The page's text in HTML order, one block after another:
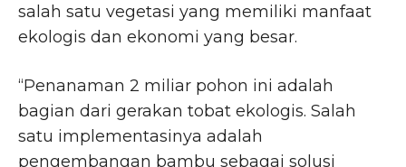
salah satu vegetasi yang memiliki manfaat
ekologis dan ekonomi yang besar.
“Penanaman 2 miliar pohon ini adalah
bagian dari gerakan tobat ekologis. Salah
satu implementasinya adalah
pengembangan bambu sebagai solusi